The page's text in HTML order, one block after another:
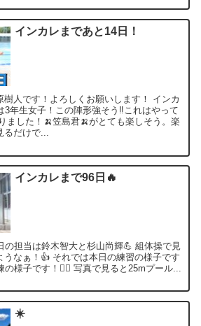
インカレまであと14日！
樹人です！よろしくお願いします！ インカ
3年生女子！この陣形強そう‼︎これはやって
ました！🍌笠島君🍌がとても楽しそう。楽
るだけで...
インカレまで96日🔥
の担当は鈴木智大と杉山尚輝💪 組体操で見
うなぁ！👍 それでは本日の練習の様子です
様子です！🏊‍♂️ 写真で見ると25mプール...
☀️